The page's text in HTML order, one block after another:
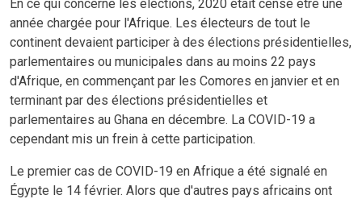
En ce qui concerne les élections, 2020 était censé être une
année chargée pour l'Afrique. Les électeurs de tout le
continent devaient participer à des élections présidentielles,
parlementaires ou municipales dans au moins 22 pays
d'Afrique, en commençant par les Comores en janvier et en
terminant par des élections présidentielles et
parlementaires au Ghana en décembre. La COVID-19 a
cependant mis un frein à cette participation.
Le premier cas de COVID-19 en Afrique a été signalé en
Égypte le 14 février. Alors que d'autres pays africains ont